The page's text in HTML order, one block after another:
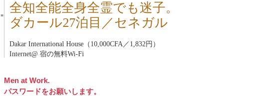
■
全知全能全身全霊でも迷子。
ダカール27泊目／セネガル
Dakar International House（10,000CFA／1,832円）
Internet@ 宿の無料Wi-Fi
Men at Work.
パスワードをお願いします。